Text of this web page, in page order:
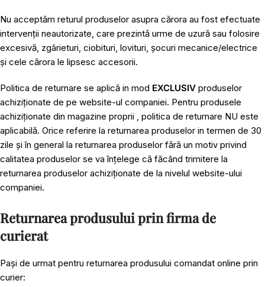
Nu acceptăm returul produselor asupra cărora au fost efectuate
intervenții neautorizate, care prezintă urme de uzură sau folosire
excesivă, zgârieturi, ciobituri, lovituri, șocuri mecanice/electrice
și cele cărora le lipsesc accesorii.
Politica de returnare se aplică in mod EXCLUSIV produselor
achiziționate de pe website-ul companiei. Pentru produsele
achiziționate din magazine proprii , politica de returnare NU este
aplicabilă. Orice referire la returnarea produselor in termen de 30
zile și în general la returnarea produselor fără un motiv privind
calitatea produselor se va înțelege că făcând trimitere la
returnarea produselor achiziționate de la nivelul website-ului
companiei.
Returnarea produsului prin firma de
curierat
Pași de urmat pentru returnarea produsului comandat online prin
curier: